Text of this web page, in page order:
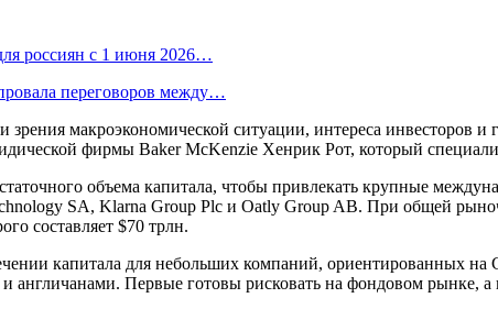
россиян с 1 июня 2026…
переговоров между…
зрения макроэкономической ситуации, интереса
фирмы Baker McKenzie Хенрик Рот, который
объема капитала, чтобы привлекать крупные
SA, Klarna Group Plc и Oatly Group AB. При общей
составляет $70 трлн.
капитала для небольших компаний, ориентированных
Первые готовы рисковать на фондовом рынке, а